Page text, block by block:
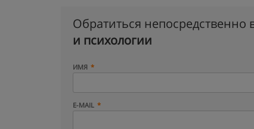
Обратиться непосредственно
и психологии
ИМЯ
E-MAIL